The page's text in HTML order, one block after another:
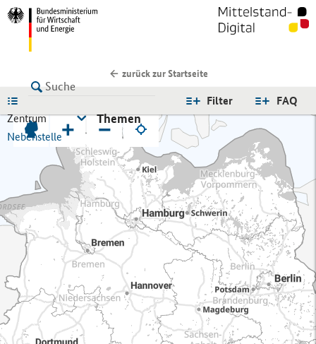
zurück zur Startseite
FAQ
Filter
Zentrum
Nebenstelle
Themen
+ −